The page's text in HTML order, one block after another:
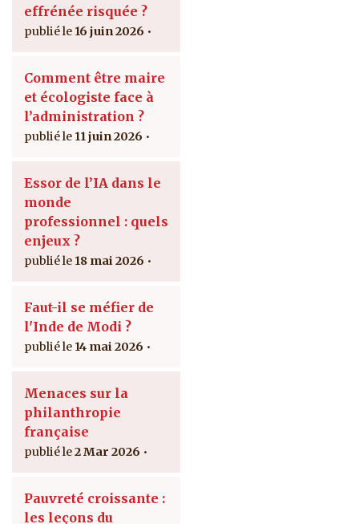
effrénée risquée ?
16 juin 2026
Comment être maire
et écologiste face à
l’administration ?
11 juin 2026
Essor de l’IA dans le
monde
professionnel : quels
enjeux ?
18 mai 2026
Faut-il se méfier de
l'Inde de Modi ?
14 mai 2026
Menaces sur la
philanthropie
française
2 Mar 2026
Pauvreté croissante :
les leçons du